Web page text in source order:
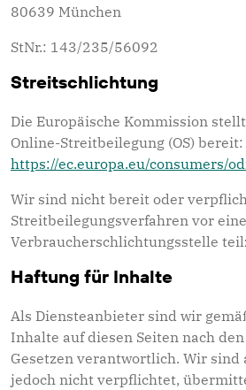
80639 München
StNr.: 143/235/56092
Streitschlichtung
Die Europäische Kommission
Online-Streitbeilegung (OS) bereit:
https://ec.europa.eu/consumers/
Wir sind nicht bereit oder
Streitbeilegungsverfahren vor
Verbraucherschlichtungsstelle
Haftung für Inhalte
Als Diensteanbieter sind wir
Inhalte auf diesen Seiten nach
Gesetzen verantwortlich. Wir sind
jedoch nicht verpflichtet,